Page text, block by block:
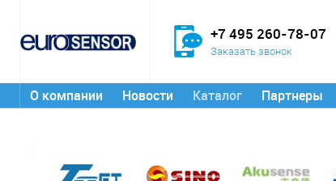
+7 495 260-78-07
Заказать звонок
О компании Новости Каталог Партнеры